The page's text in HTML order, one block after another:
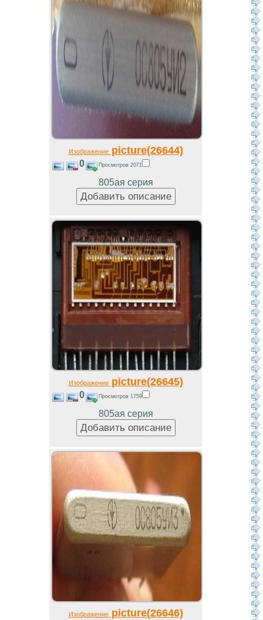
Изображениеpicture(26644)
0 Просмотров 2071
805ая серия
Изображениеpicture(26645)
0 Просмотров 1759
805ая серия
Изображениеpicture(26646)